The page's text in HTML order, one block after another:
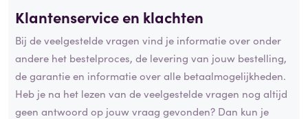
Klantenservice en klachten
Bij de veelgestelde vragen vind je informatie over onder
andere het bestelproces, de levering van jouw bestelling,
de garantie en informatie over alle betaalmogelijkheden.
Heb je na het lezen van de veelgestelde vragen nog altijd
geen antwoord op jouw vraag gevonden? Dan kun je